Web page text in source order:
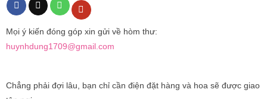
Mọi ý kiến đóng góp xin gửi về hòm thư:
huynhdung1709@gmail.com
Chẳng phải đợi lâu, bạn chỉ cần điện đặt hàng và hoa sẽ được giao